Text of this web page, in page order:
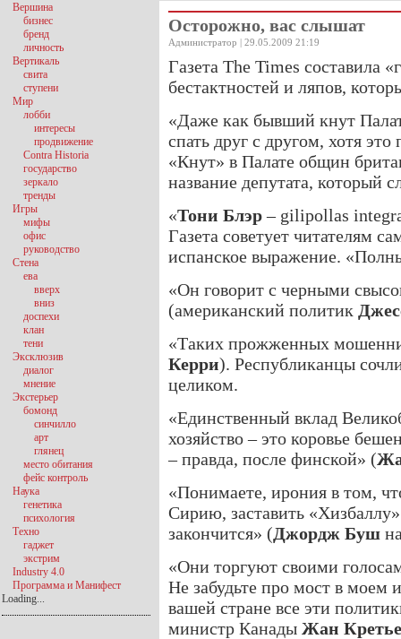
Осторожно, вас слышат
Администратор | 29.05.2009 21:19
Газета The Times составила
бестактностей и ляпов,
«Даже как бывший кнут
спать друг с другом, хотя
«Кнут» в Палате общин
название депутата, который
«Тони Блэр– gilipollas
Газета советует читателям
испанское выражение.
«Он говорит с черными
(американский политик
«Таких прожженных
Керри). Республиканцы
целиком.
«Единственный вклад
хозяйство – это коровье
– правда, после финской» (
«Понимаете, ирония в том,
Сирию, заставить
закончится» (Джордж Буш
«Они торгуют своими
Не забудьте про мост в моем
вашей стране все эти
министр Канады Жан
Вершина
бизнес
бренд
личность
Вертикаль
свита
ступени
Мир
лобби
интересы
продвижение
Contra Historia
государство
зеркало
тренды
Игры
мифы
офис
руководство
Стена
ева
вверх
вниз
доспехи
клан
тени
Эксклюзив
диалог
мнение
Экстерьер
бомонд
синчилло
арт
глянец
место обитания
фейс контроль
Наука
генетика
психология
Техно
гаджет
экстрим
Industry 4.0
Программа и Манифест
Loading...